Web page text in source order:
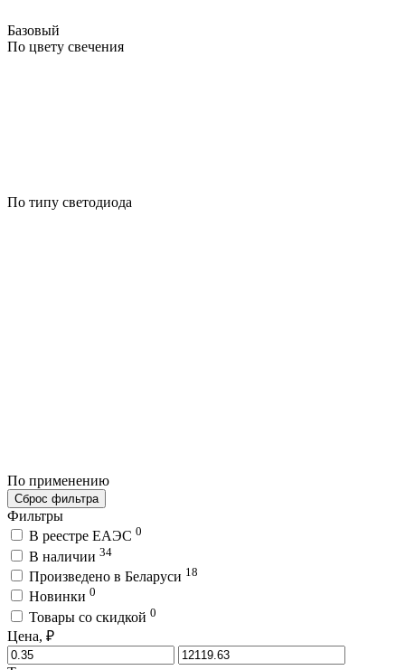
Базовый
По цвету свечения
По типу светодиода
По применению
Сброс фильтра
Фильтры
В реестре ЕАЭС 0
В наличии 34
Произведено в Беларуси 18
Новинки 0
Товары со скидкой 0
Цена, ₽